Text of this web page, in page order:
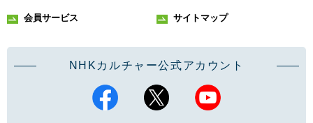
会員サービス サイトマップ
NHKカルチャー公式アカウント